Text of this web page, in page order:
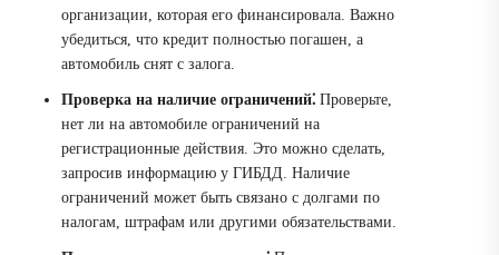
организации, которая его финансировала. Важно
убедиться, что кредит полностью погашен, а
автомобиль снят с залога.
Проверка на наличие ограничений⁚ Проверьте,
нет ли на автомобиле ограничений на
регистрационные действия. Это можно сделать,
запросив информацию у ГИБДД. Наличие
ограничений может быть связано с долгами по
налогам, штрафам или другими обязательствами.